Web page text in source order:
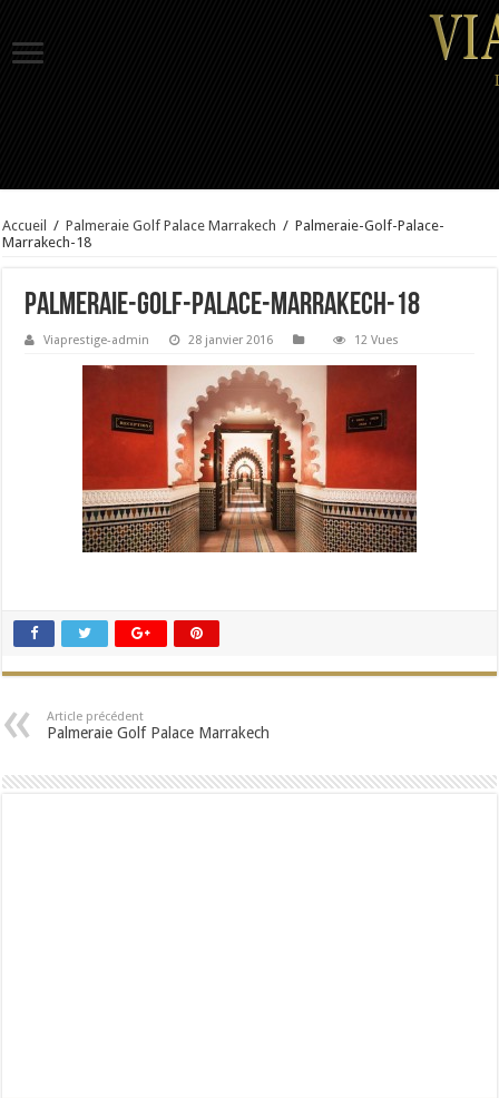
Accueil / Palmeraie Golf Palace Marrakech / Palmeraie-Golf-Palace-
Marrakech-18
Palmeraie-Golf-Palace-Marrakech-18
Viaprestige-admin 28 janvier 2016 12 Vues
Article précédent
Palmeraie Golf Palace Marrakech